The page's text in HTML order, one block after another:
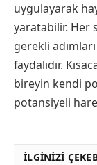
uygulayarak
yaratabilir. Her
gerekli
faydalıdır.
bireyin kendi
potansiyeli
İLGINIZI